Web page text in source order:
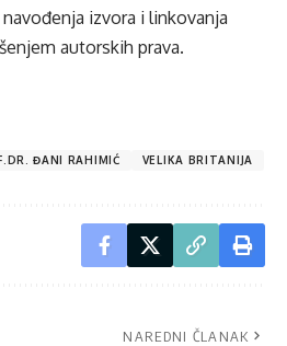
navođenja izvora i linkovanja
autorskih prava.
ĐANI RAHIMIĆ VELIKA BRITANIJA
NAREDNI ČLANAK